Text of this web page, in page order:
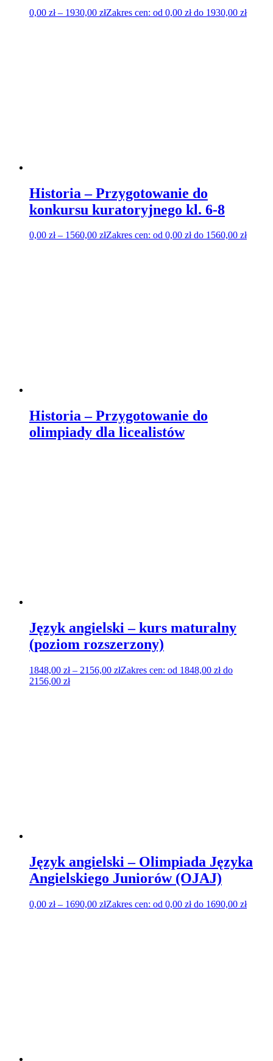
0,00 zł – 1930,00 złZakres cen: od 0,00 zł do 1930,00 zł
Historia – Przygotowanie do
konkursu kuratoryjnego kl. 6-8
0,00 zł – 1560,00 złZakres cen: od 0,00 zł do 1560,00 zł
Historia – Przygotowanie do
olimpiady dla licealistów
Język angielski – kurs maturalny
(poziom rozszerzony)
1848,00 zł – 2156,00 złZakres cen: od 1848,00 zł do
2156,00 zł
Język angielski – Olimpiada Języka
Angielskiego Juniorów (OJAJ)
0,00 zł – 1690,00 złZakres cen: od 0,00 zł do 1690,00 zł